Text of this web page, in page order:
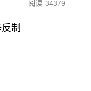
阅读 34379
制